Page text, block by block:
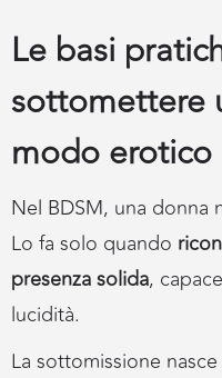
Le basi
sottomettere
modo erotico
Nel BDSM, una donna
Lo fa solo quando
presenza solida,
lucidità.
La sottomissione